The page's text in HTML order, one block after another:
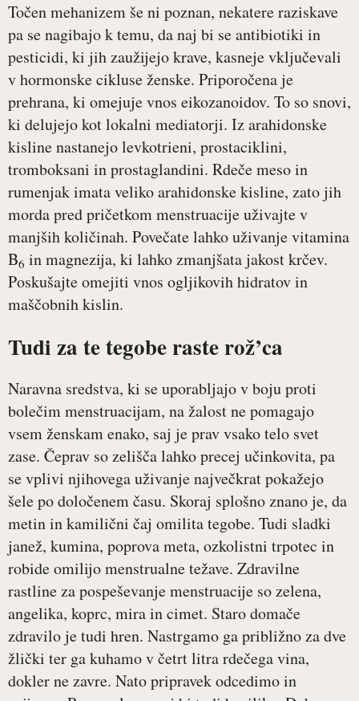
Točen mehanizem še ni poznan, nekatere raziskave
pa se nagibajo k temu, da naj bi se antibiotiki in
pesticidi, ki jih zaužijejo krave, kasneje vključevali
v hormonske cikluse ženske. Priporočena je
prehrana, ki omejuje vnos eikozanoidov. To so snovi,
ki delujejo kot lokalni mediatorji. Iz arahidonske
kisline nastanejo levkotrieni, prostaciklini,
tromboksani in prostaglandini. Rdeče meso in
rumenjak imata veliko arahidonske kisline, zato jih
morda pred pričetkom menstruacije uživajte v
manjših količinah. Povečate lahko uživanje vitamina
B6 in magnezija, ki lahko zmanjšata jakost krčev.
Poskušajte omejiti vnos ogljikovih hidratov in
maščobnih kislin.
Tudi za te tegobe raste rož’ca
Naravna sredstva, ki se uporabljajo v boju proti
bolečim menstruacijam, na žalost ne pomagajo
vsem ženskam enako, saj je prav vsako telo svet
zase. Čeprav so zelišča lahko precej učinkovita, pa
se vplivi njihovega uživanje največkrat pokažejo
šele po določenem času. Skoraj splošno znano je, da
metin in kamilični čaj omilita tegobe. Tudi sladki
janež, kumina, poprova meta, ozkolistni trpotec in
robide omilijo menstrualne težave. Zdravilne
rastline za pospeševanje menstruacije so zelena,
angelika, koprc, mira in cimet. Staro domače
zdravilo je tudi hren. Nastrgamo ga približno za dve
žlički ter ga kuhamo v četrt litra rdečega vina,
dokler ne zavre. Nato pripravek odcedimo in